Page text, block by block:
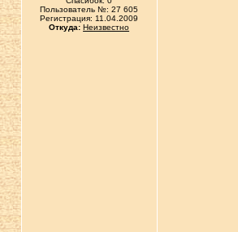
Пользователь №: 27 605
Регистрация: 11.04.2009
Откуда: Неизвестно